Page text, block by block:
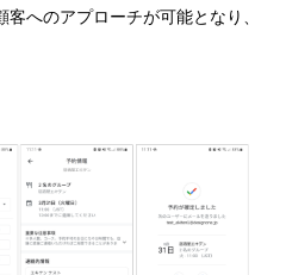
へのアプローチが可能となり、